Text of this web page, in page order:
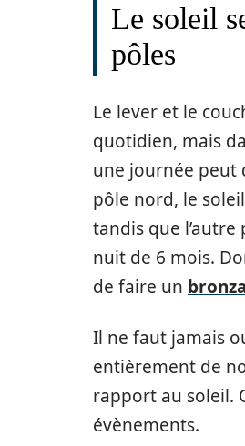
Le soleil
pôles
Le lever et le
quotidien, mais
une journée peut
pôle nord, le
tandis que
nuit de 6 mois.
de faire un
Il ne faut jamais
entièrement de
rapport au soleil.
évènements.